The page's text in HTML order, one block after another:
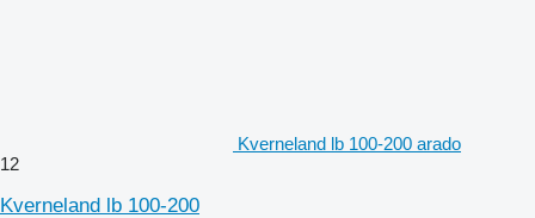
Kverneland lb 100-200 arado
12
Kverneland lb 100-200